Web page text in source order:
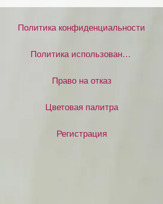
Политика конфиденциальности
Политика использования файлов cookie
Право на отказ
Цветовая палитра
Регистрация